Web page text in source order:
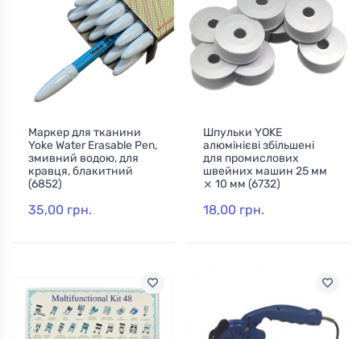
Маркер для тканини
Yoke Water Erasable Pen,
змивний водою, для
кравця, блакитний
(6852)
35,00 грн.
Шпульки YOKE
алюмінієві збільшені
для промислових
швейних машин 25 мм
⨯ 10 мм (6732)
18,00 грн.